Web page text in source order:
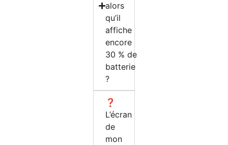
alors
qu’il
affiche
encore
30 % de
batterie
?
❓
L’écran
de
mon